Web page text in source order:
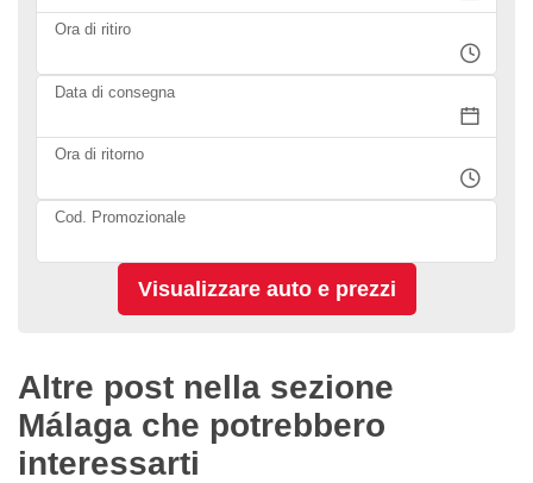
Ora di ritiro
Data di consegna
Ora di ritorno
Cod. Promozionale
Altre post nella sezione
Málaga che potrebbero
interessarti